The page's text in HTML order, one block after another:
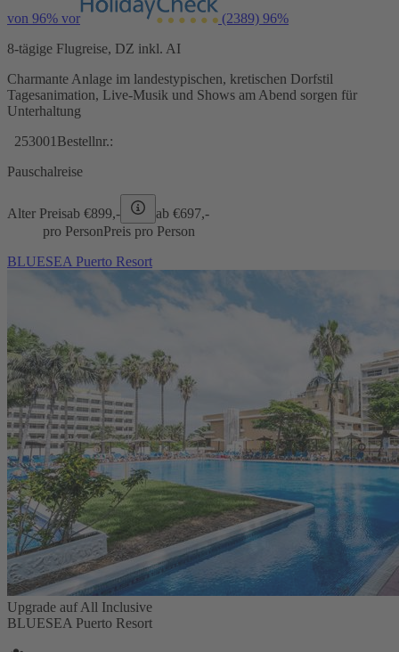
von 96% vor (2389) 96%
8-tägige Flugreise, DZ inkl. AI
Charmante Anlage im landestypischen, kretischen Dorfstil
Tagesanimation, Live-Musik und Shows am Abend sorgen für
Unterhaltung
253001 Bestellnr.:
Pauschalreise
Alter Preisab €899,- ab €697,-
pro PersonPreis pro Person
BLUESEA Puerto Resort
Upgrade auf All Inclusive
BLUESEA Puerto Resort